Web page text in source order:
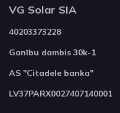
VG Solar SIA
40203373228
Ganību dambis 30k-1
AS "Citadele banka"
LV37PARX0027407140001